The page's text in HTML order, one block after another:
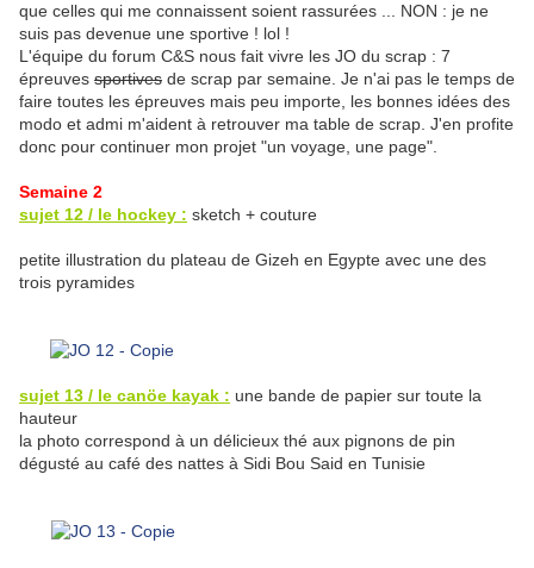
que celles qui me connaissent soient rassurées ... NON : je ne
suis pas devenue une sportive ! lol !
L'équipe du forum C&S nous fait vivre les JO du scrap : 7
épreuves sportives de scrap par semaine. Je n'ai pas le temps de
faire toutes les épreuves mais peu importe, les bonnes idées des
modo et admi m'aident à retrouver ma table de scrap. J'en profite
donc pour continuer mon projet "un voyage, une page".
Semaine 2
sujet 12 / le hockey : sketch + couture
petite illustration du plateau de Gizeh en Egypte avec une des
trois pyramides
sujet 13 / le canöe kayak : une bande de papier sur toute la
hauteur
la photo correspond à un délicieux thé aux pignons de pin
dégusté au café des nattes à Sidi Bou Said en Tunisie